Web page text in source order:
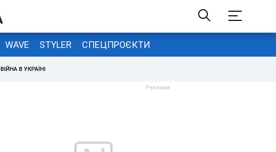
WAVE STYLER СПЕЦПРОЄКТИ
ВІЙНА В УКРАЇНІ